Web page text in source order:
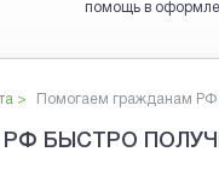
помощь в
> Помогаем гражданам РФ
БЫСТРО